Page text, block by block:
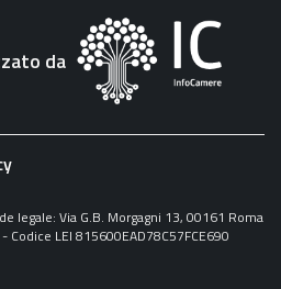
da
legale: Via G.B. Morgagni 13, 00161 Roma
LEI 815600EAD78C57FCE690